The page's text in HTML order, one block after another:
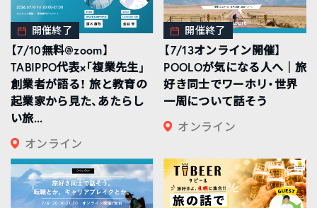
開催終了
【7/10無料@zoom】
TABIPPO代表×「複業先生」
創業者が語る！ 旅と教育の
起業家から見た、あたらし
い旅...
オンライン
開催終了
【7/13オンライン開催】
POOLOが気になる人へ｜旅
好き同士でワーホリ・世界
一周について話そう
オンライン